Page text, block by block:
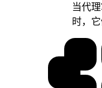
当代
时，